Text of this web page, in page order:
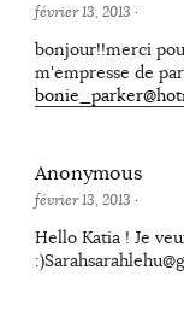
février 13, 2013 ·
bonjour!!merci
m'empresse de
Anonymous
février 13, 2013 ·
Hello Katia ! Je